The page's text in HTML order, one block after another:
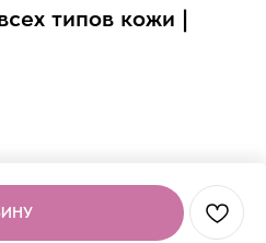
типов кожи |
демакияжа и умывания. Улучшает
к нанесению последующих